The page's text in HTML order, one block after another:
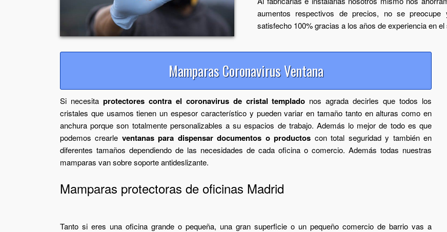
aumentos respectivos de precios, no se
satisfecho 100% gracias a los años de experiencia en
Mamparas Coronavirus Ventana
Si necesita protectores contra el coronavirus de cristal templado nos agrada decirles que todos los
cristales que usamos tienen un espesor característico y pueden variar en tamaño tanto en alturas como en
anchura porque son totalmente personalizables a su espacios de trabajo. Además lo mejor de todo es que
podemos crearle ventanas para dispensar documentos o productos con total seguridad y también en
diferentes tamaños dependiendo de las necesidades de cada oficina o comercio. Además todas nuestras
mamparas van sobre soporte antideslizante.
Mamparas protectoras de oficinas Madrid
Tanto si eres una oficina grande o pequeña, una gran superficie o un pequeño comercio de barrio vas a